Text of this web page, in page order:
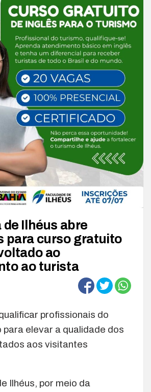
Ilhéus abre
para curso gratuito
ao
ao turista
profissionais do
elevar a qualidade dos
aos visitantes
Ilhéus, por meio da